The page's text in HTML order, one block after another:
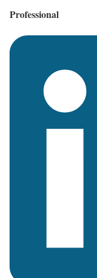
Professional